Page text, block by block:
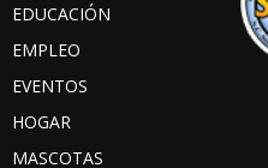
EDUCACIÓN
EMPLEO
EVENTOS
HOGAR
MASCOTAS